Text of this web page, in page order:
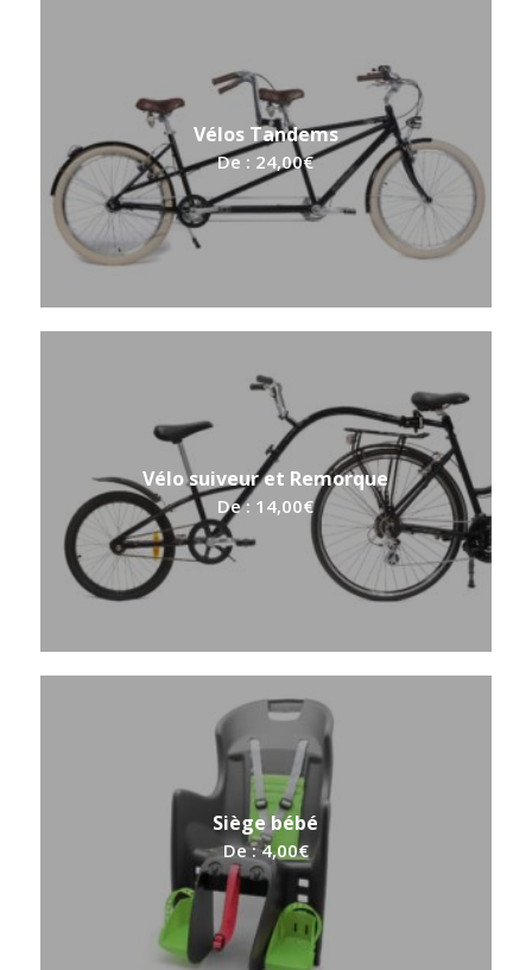
Vélos Tandems
De : 24,00€
Vélo suiveur et Remorque
De : 14,00€
Siège bébé
De :4,00€